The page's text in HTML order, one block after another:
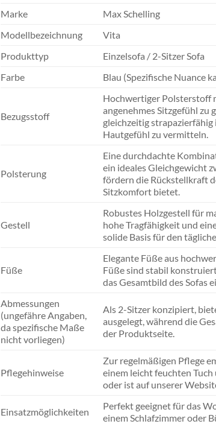
Marke
Max Schelling
Modellbezeichnung
Vita
Produkttyp
Einzelsofa / 2-Sitzer Sofa
Farbe
Blau (Spezifische Nuance
Bezugsstoff
Hochwertiger Polsterstoff
angenehmes Sitzgefühl zu
gleichzeitig
Hautgefühl zu vermitteln.
Polsterung
Eine durchdachte
ein ideales Gleichgewicht
fördern die Rückstellkraft
Sitzkomfort bietet.
Gestell
Robustes Holzgestell für
hohe Tragfähigkeit und
solide Basis für den
Füße
Elegante Füße aus
Füße sind stabil
das Gesamtbild des Sofas
Abmessungen
(ungefähre Angaben,
da spezifische Maße
nicht vorliegen)
Als 2-Sitzer konzipiert,
ausgelegt, während die
der Produktseite.
Pflegehinweise
Zur regelmäßigen Pflege
einem leicht feuchten
oder ist auf unserer
Einsatzmöglichkeiten
Perfekt geeignet für das
einem Schlafzimmer oder